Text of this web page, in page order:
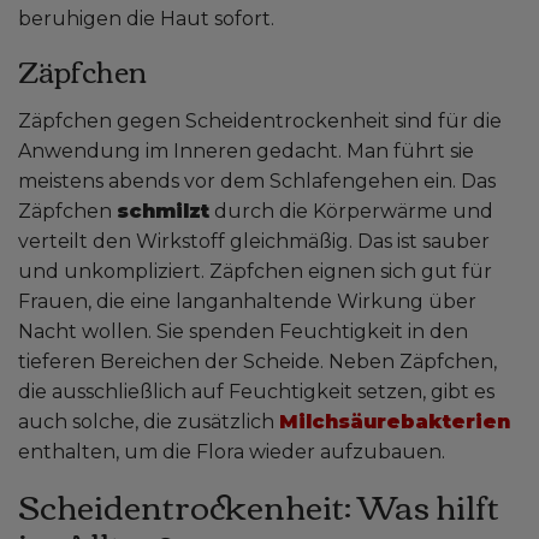
beruhigen die Haut sofort.
Zäpfchen
Zäpfchen gegen Scheidentrockenheit sind für die
Anwendung im Inneren gedacht. Man führt sie
meistens abends vor dem Schlafengehen ein. Das
Zäpfchen schmilzt durch die Körperwärme und
verteilt den Wirkstoff gleichmäßig. Das ist sauber
und unkompliziert. Zäpfchen eignen sich gut für
Frauen, die eine langanhaltende Wirkung über
Nacht wollen. Sie spenden Feuchtigkeit in den
tieferen Bereichen der Scheide. Neben Zäpfchen,
die ausschließlich auf Feuchtigkeit setzen, gibt es
auch solche, die zusätzlich Milchsäurebakterien
enthalten, um die Flora wieder aufzubauen.
Scheidentrockenheit: Was hilft